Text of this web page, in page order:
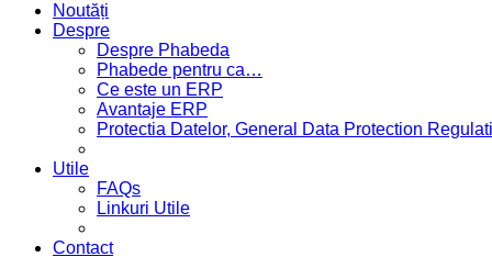
Noutăți
Despre
Despre Phabeda
Phabede pentru ca…
Ce este un ERP
Avantaje ERP
Protectia Datelor, General Data Protection
Utile
FAQs
Linkuri Utile
Contact